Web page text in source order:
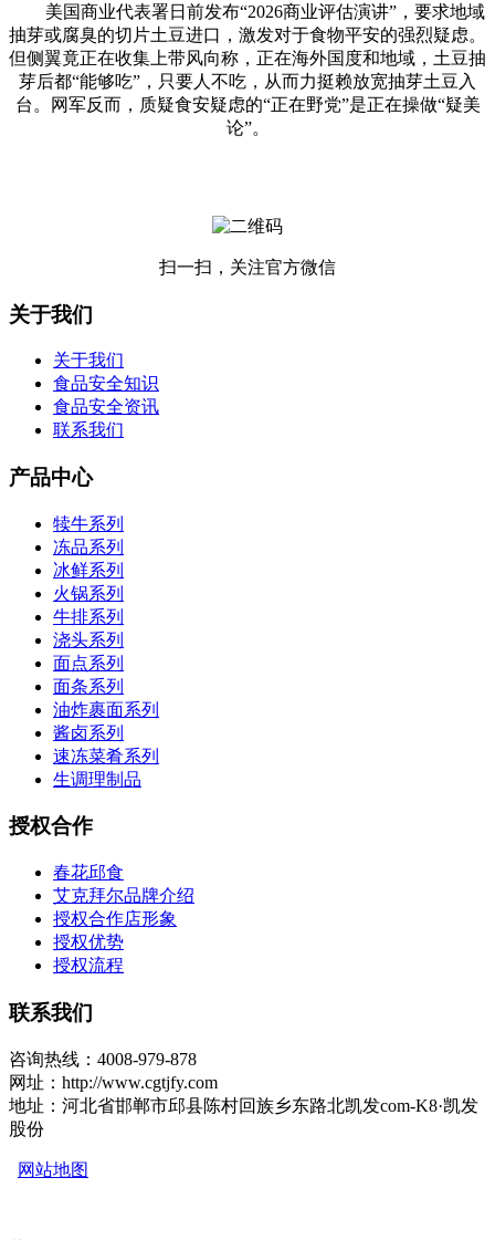
美国商业代表署日前发布“2026商业评估演讲”，要求地域
抽芽或腐臭的切片土豆进口，激发对于食物平安的强烈疑虑。
但侧翼竟正在收集上带风向称，正在海外国度和地域，土豆抽
芽后都“能够吃”，只要人不吃，从而力挺赖放宽抽芽土豆入
台。网军反而，质疑食安疑虑的“正在野党”是正在操做“疑美
论”。
扫一扫，关注官方微信
关于我们
关于我们
食品安全知识
食品安全资讯
联系我们
产品中心
犊牛系列
冻品系列
冰鲜系列
火锅系列
牛排系列
浇头系列
面点系列
面条系列
油炸裹面系列
酱卤系列
速冻菜肴系列
生调理制品
授权合作
春花邱食
艾克拜尔品牌介绍
授权合作店形象
授权优势
授权流程
联系我们
咨询热线：4008-979-878
网址：http://www.cgtjfy.com
地址：河北省邯郸市邱县陈村回族乡东路北凯发com-K8·凯发
股份
网站地图